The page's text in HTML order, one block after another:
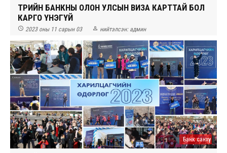
ТӨРИЙН БАНКНЫ ОЛОН УЛСЫН ВИЗА КАРТТАЙ БОЛ
КАРГО ҮНЭГҮЙ
 2023 оны 11 сарын 03  нийтэлсэн: админ
Банк санхүү